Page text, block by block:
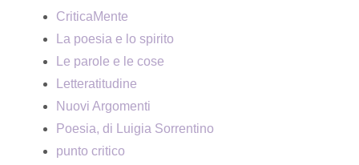
CriticaMente
La poesia e lo spirito
Le parole e le cose
Letteratitudine
Nuovi Argomenti
Poesia, di Luigia Sorrentino
punto critico